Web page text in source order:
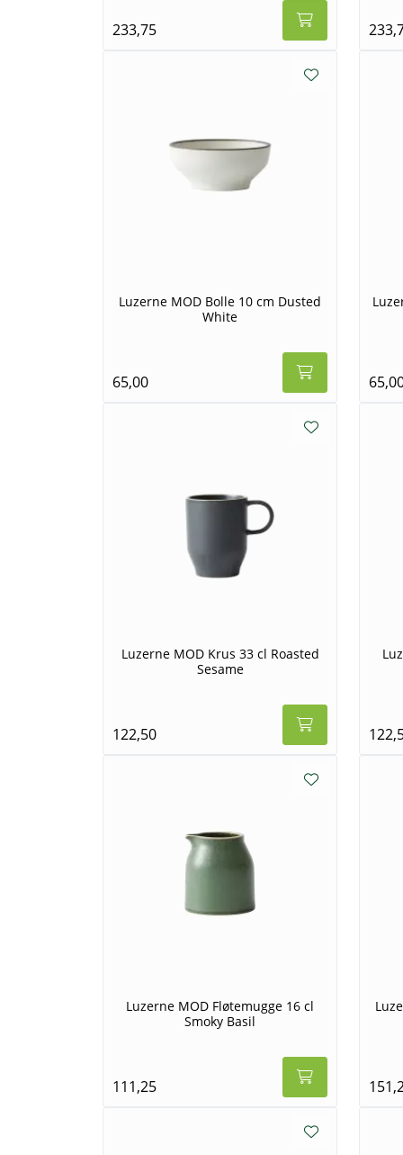
233,75
Luzerne MOD Bolle 10 cm Dusted
White
65,00
Luzerne MOD Krus 33 cl Roasted
Sesame
122,50
Luzerne MOD Fløtemugge 16 cl
Smoky Basil
111,25